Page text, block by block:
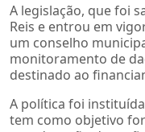
A legislação, que foi
Reis e entrou em
um conselho
monitoramento de
destinado ao
A política foi
tem como objetivo